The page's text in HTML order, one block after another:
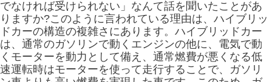
でなければ受けられない」なんて話を聞いたことがあ
りますか?このように言われている理由は、ハイブリッ
ドカーの構造の複雑さにあります。ハイブリッドカー
は、通常のガソリンで動くエンジンの他に、電気で動
くモーターを動力として備え、通常燃費が悪くなる低
速運転時はモーターを使って走行することで、ガソリ